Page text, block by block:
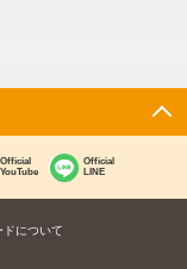
Official
YouTube
Official
LINE
ドについて